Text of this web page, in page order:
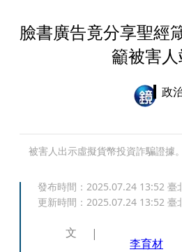
臉書廣告竟分享聖
籲被害
政
被害人出示虛擬貨幣投資詐騙證據
發布時間： 2025.07.24 13:52 臺
更新時間： 2025.07.24 13:52 臺
文
李育材